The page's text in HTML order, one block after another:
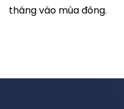
tháng vào mùa đông.